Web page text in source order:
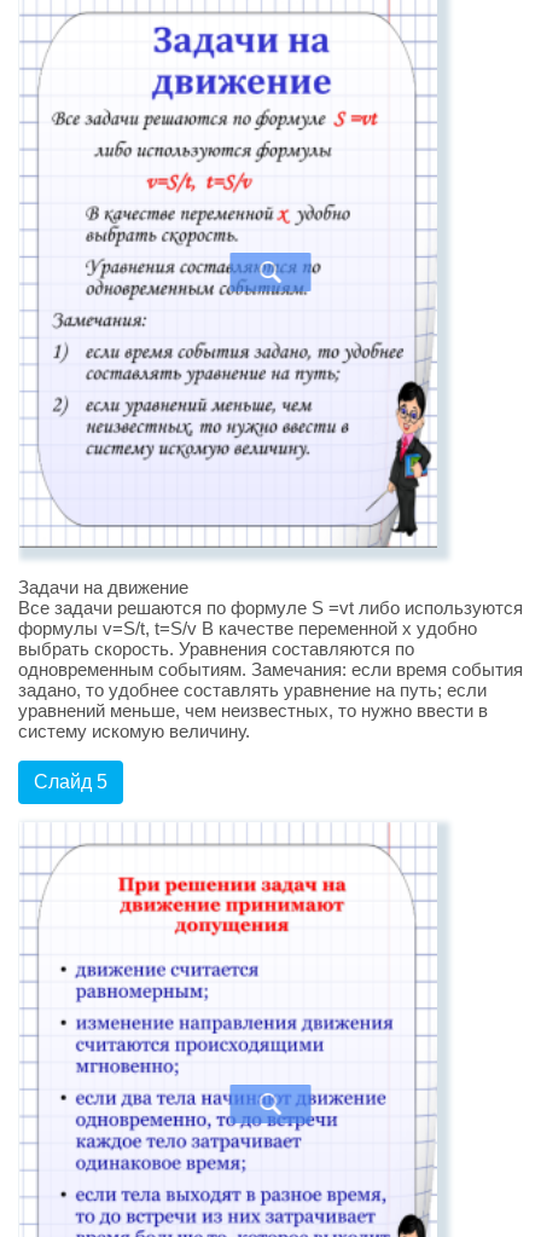
Задачи на движение
Все задачи решаются по формуле S =vt либо используются
формулы v=S/t, t=S/v В качестве переменной x удобно
выбрать скорость. Уравнения составляются по
одновременным событиям. Замечания: если время события
задано, то удобнее составлять уравнение на путь; если
уравнений меньше, чем неизвестных, то нужно ввести в
систему искомую величину.
Слайд 5